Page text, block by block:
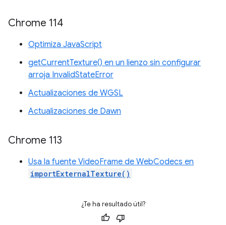
Chrome 114
Optimiza JavaScript
getCurrentTexture() en un lienzo sin configurar
arroja InvalidStateError
Actualizaciones de WGSL
Actualizaciones de Dawn
Chrome 113
Usa la fuente VideoFrame de WebCodecs en
importExternalTexture()
¿Te ha resultado útil?